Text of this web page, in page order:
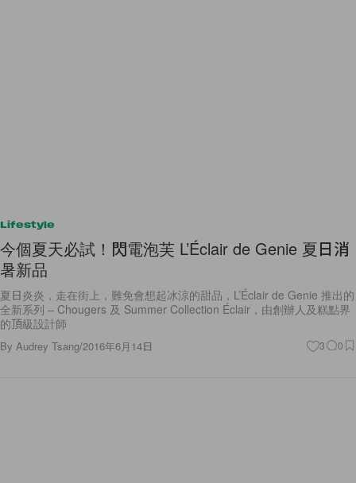
Lifestyle
今個夏天必試！閃電泡芙 L’Éclair de Genie 夏日消
暑新品
夏日炎炎，走在街上，難免會想起冰涼的甜品，L’Éclair de Genie 推出的
全新系列 – Chougers 及 Summer Collection Éclair，由創辦人及糕點界
的頂級設計師
By Audrey Tsang/2016年6月14日 3 0